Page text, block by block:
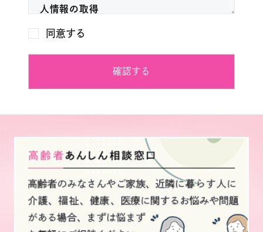
人情報の取得
取得した個人情報については、漏洩、
個人情報の安全管理のために必要かつ
適切な措置を講じます。
お問い合わせへの回答後、取得した個
人情報は一定期間後に削除致します。
このサイトは、SSL（Secure Socket
同意する
確認する